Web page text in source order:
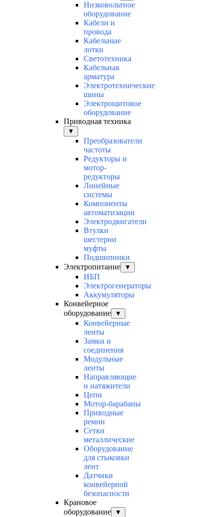
Низковольтное
оборудование
Кабели и
провода
Кабельные
лотки
Светотехника
Кабельная
арматура
Электротехнические
шины
Электрощитовое
оборудование
Приводная техника
▼
Преобразователи
частоты
Редукторы и
мотор-
редукторы
Линейные
системы
Компоненты
автоматизации
Электродвигатели
Втулки
шестерни
муфты
Подшипники
Электропитание
▼
ИБП
Электрогенераторы
Аккумуляторы
Конвейерное
оборудование
▼
Конвейерные
ленты
Замки и
соединения
Модульные
ленты
Направляющие
и натяжители
Цепи
Мотор-барабаны
Приводные
ремни
Сетки
металлические
Оборудование
для стыковки
лент
Датчики
конвейерной
безопасности
Крановое
оборудование
▼